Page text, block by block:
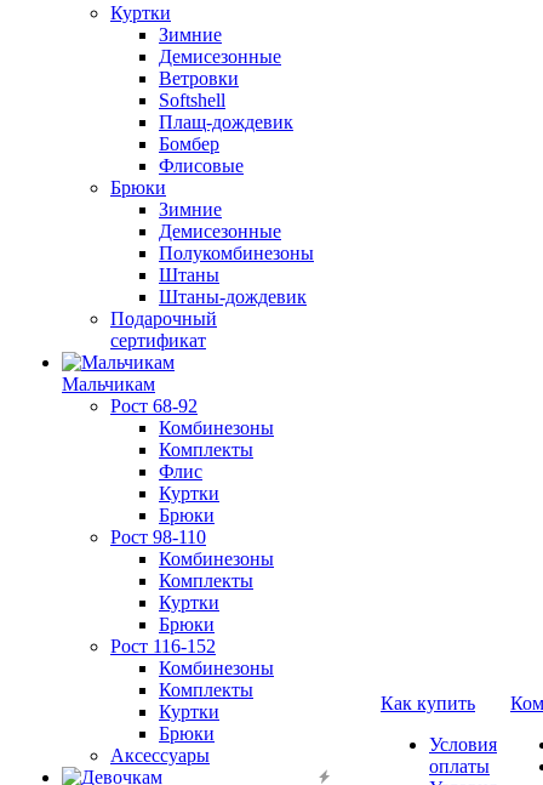
Куртки
Зимние
Демисезонные
Ветровки
Softshell
Плащ-дождевик
Бомбер
Флисовые
Брюки
Зимние
Демисезонные
Полукомбинезоны
Штаны
Штаны-дождевик
Подарочный
сертификат
Мальчикам
Рост 68-92
Комбинезоны
Комплекты
Флис
Куртки
Брюки
Рост 98-110
Комбинезоны
Комплекты
Куртки
Брюки
Рост 116-152
Комбинезоны
Комплекты
Куртки
Брюки
Аксессуары
Как купить
Условия
оплаты